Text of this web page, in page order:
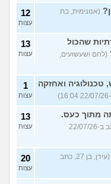
(אנונימית, בת
12
עצות
שהכול
(לחם ושעשועים,
13
עצות
ואחזקה
1
עצות
מתוך כעס.
(אלכס, שם בדוי, בן 40, כתב ב-22/07/26
13
עצות
(עידן, בן 27, כתב
20
עצות